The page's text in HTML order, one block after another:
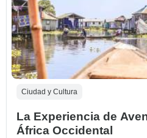
Ciudad y Cultura
La Experiencia de
África Occidental